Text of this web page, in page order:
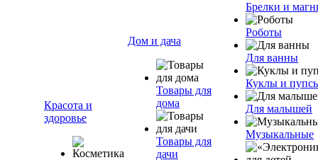
Красота и
здоровье
Дом и дача
Товары для
дома
Товары для
дачи
Брелки и
Роботы
Для ванны
Куклы и
Для малышей
Музыкальные